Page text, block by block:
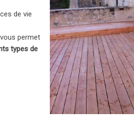
de vie
permet
types de